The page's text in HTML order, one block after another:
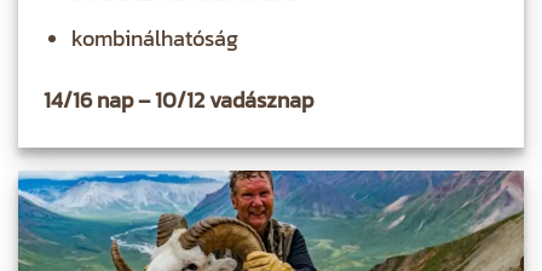
kombinálhatóság
14/16 nap – 10/12 vadásznap